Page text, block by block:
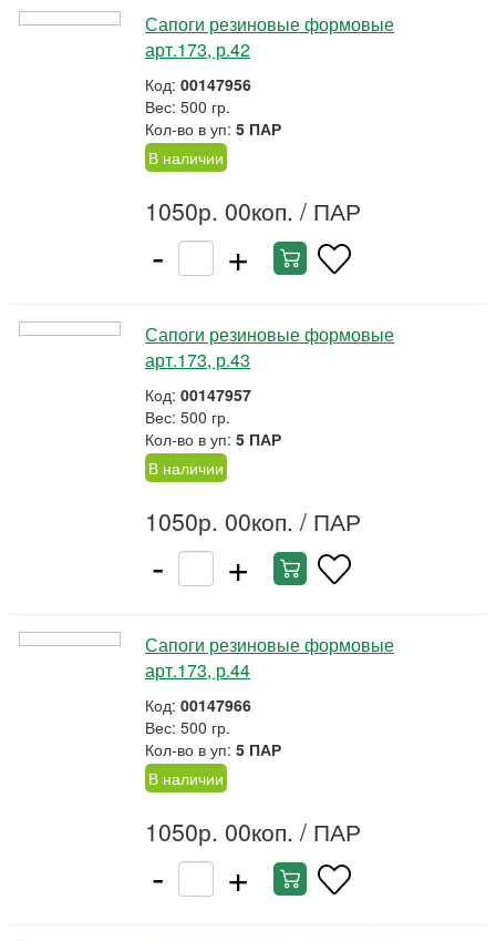
Сапоги резиновые формовые
арт.173, р.42
Код: 00147956
Вес: 500 гр.
Кол-во в уп: 5 ПАР
В наличии
1050р. 00коп. / ПАР
- +
Сапоги резиновые формовые
арт.173, р.43
Код: 00147957
Вес: 500 гр.
Кол-во в уп: 5 ПАР
В наличии
1050р. 00коп. / ПАР
- +
Сапоги резиновые формовые
арт.173, р.44
Код: 00147966
Вес: 500 гр.
Кол-во в уп: 5 ПАР
В наличии
1050р. 00коп. / ПАР
- +